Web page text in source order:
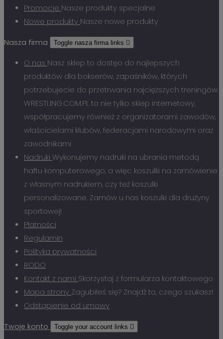
Promocje Nasze produkty specjalne
Nowe produkty Nasze nowe produkty
Nasza firma Toggle nasza firma links 
O nas Nasz sklep to dostęo do najlepszych
produktów dla bokserów, zapaśników, których
potrzebujecie do przetrwania najcięższych treningów.
WRESTLING.COM.PL to nie tylko sklep internetowy,
współpracujemy również z organizatorami zawodów,
właścicielami klubów, federacjami narodowymi oraz
zawodnikami.
Nadruki Wykonujemy nadruki na ubrania metodą
haftu komputerowego, a więc koszulki na zamówienie
z własnym nadrukiem, czy też koszulki
personalizowane. Zamów u nas koszulki dla drużyny
sportowej!
Płatności
Regulamin
Polityka prywatności
RODO
Kontakt z nami Skorzystaj z formularza kontaktowego
Mapa strony Zagubiłeś się? Znajdź to, czego szukasz!
Odstąpienie od umowy
Twoje konto Toggle your account links 